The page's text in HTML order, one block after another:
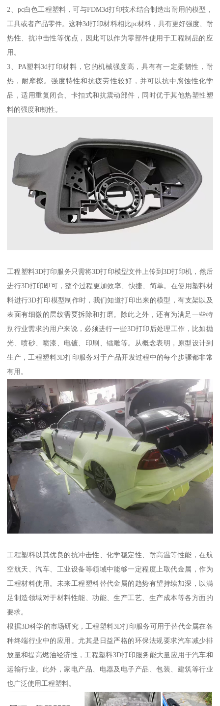
2、pc白色工程塑料，可与FDM3d打印技术结合制造出耐用的模型，
工具或者产品零件。这种3d打印材料相比pc材料，具有更好强度、耐
热性、抗冲击性等优点，因此可以作为零部件使用于工程制品的应
用。
3、PA塑料3d打印材料，它的机械强度高，具有有一定柔韧性，耐
热，耐摩擦。强度特性和抗疲劳性较好，并可以抗中腐蚀性化学
品，适用重复闭合、卡扣式和抗震动部件，同时优于其他热塑性塑
料的强度和韧性。
工程塑料3D打印服务只需将3D打印模型文件上传到3D打印机，然后
进行3D打印即可，整个过程更加效率、快捷、简单。在使用塑料材
料进行3D打印模型制作时，我们知道打印出来的模型，有支架以及
表面有细微的层纹需要拆除和打磨。除此之外，还有为满足一些特
别行业需求的用户来说，必须进行一些3D打印后处理工作，比如抛
光、喷砂、喷漆、电镀、印刷、镭雕等。从概念表明，原型设计到
生产，工程塑料3D打印服务对于产品开发过程中的每个步骤都非常
有用。
工程塑料以其优良的抗冲击性、化学稳定性、耐高温等性能，在航
空航天、汽车、工业设备等领域中能够一定程度上取代金属，作为
工程材料使用。未来工程塑料替代金属的趋势有望持续加深，以满
足制造领域对于材料性能、功能、生产工艺、生产成本等各方面的
要求。
根据3D科学的市场研究，工程塑料3D打印服务可用于替代金属在各
种终端行业中的应用。尤其是日益严格的环保法规要求汽车减少排
放量和提高燃油经济性，工程塑料3D打印服务能大量应用于汽车和
运输行业。此外，家电产品、电器及电子产品、包装、建筑等行业
也广泛使用工程塑料。